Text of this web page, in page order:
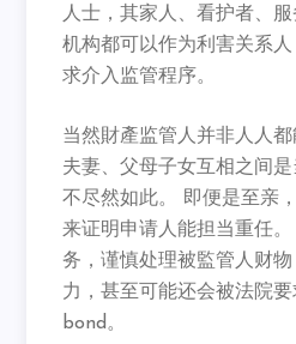
人士，其家人、看护者、
机构都可以作为利害关系
求介入监管程序。
当然財產监管人并非人人
夫妻、父母子女互相之间
不尽然如此。 即便是至亲
来证明申请人能担当重任
务，谨慎处理被監管人财
力，甚至可能还会被法院
bond。